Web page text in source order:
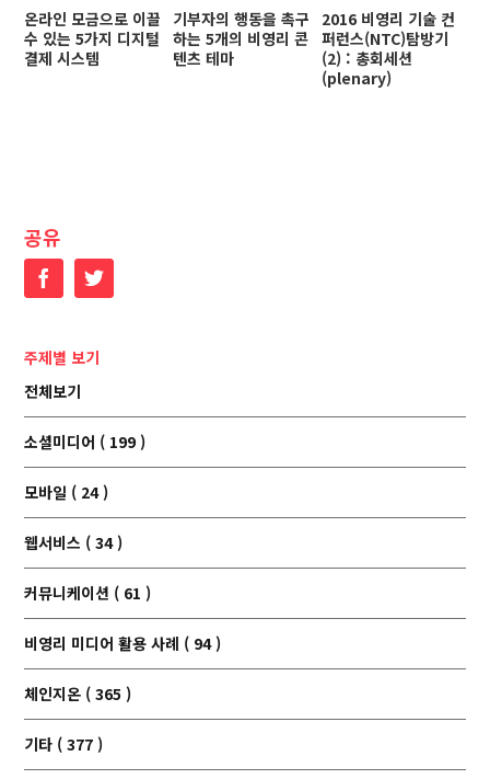
온라인 모금으로 이끌
수 있는 5가지 디지털
결제 시스템
기부자의 행동을 촉구
하는 5개의 비영리 콘
텐츠 테마
2016 비영리 기술 컨
퍼런스(NTC)탐방기
(2) : 총회세션
(plenary)
공유
FacebookTwitter
주제별 보기
전체보기
소셜미디어 ( 199 )
모바일 ( 24 )
웹서비스 ( 34 )
커뮤니케이션 ( 61 )
비영리 미디어 활용 사례 ( 94 )
체인지온 ( 365 )
기타 ( 377 )